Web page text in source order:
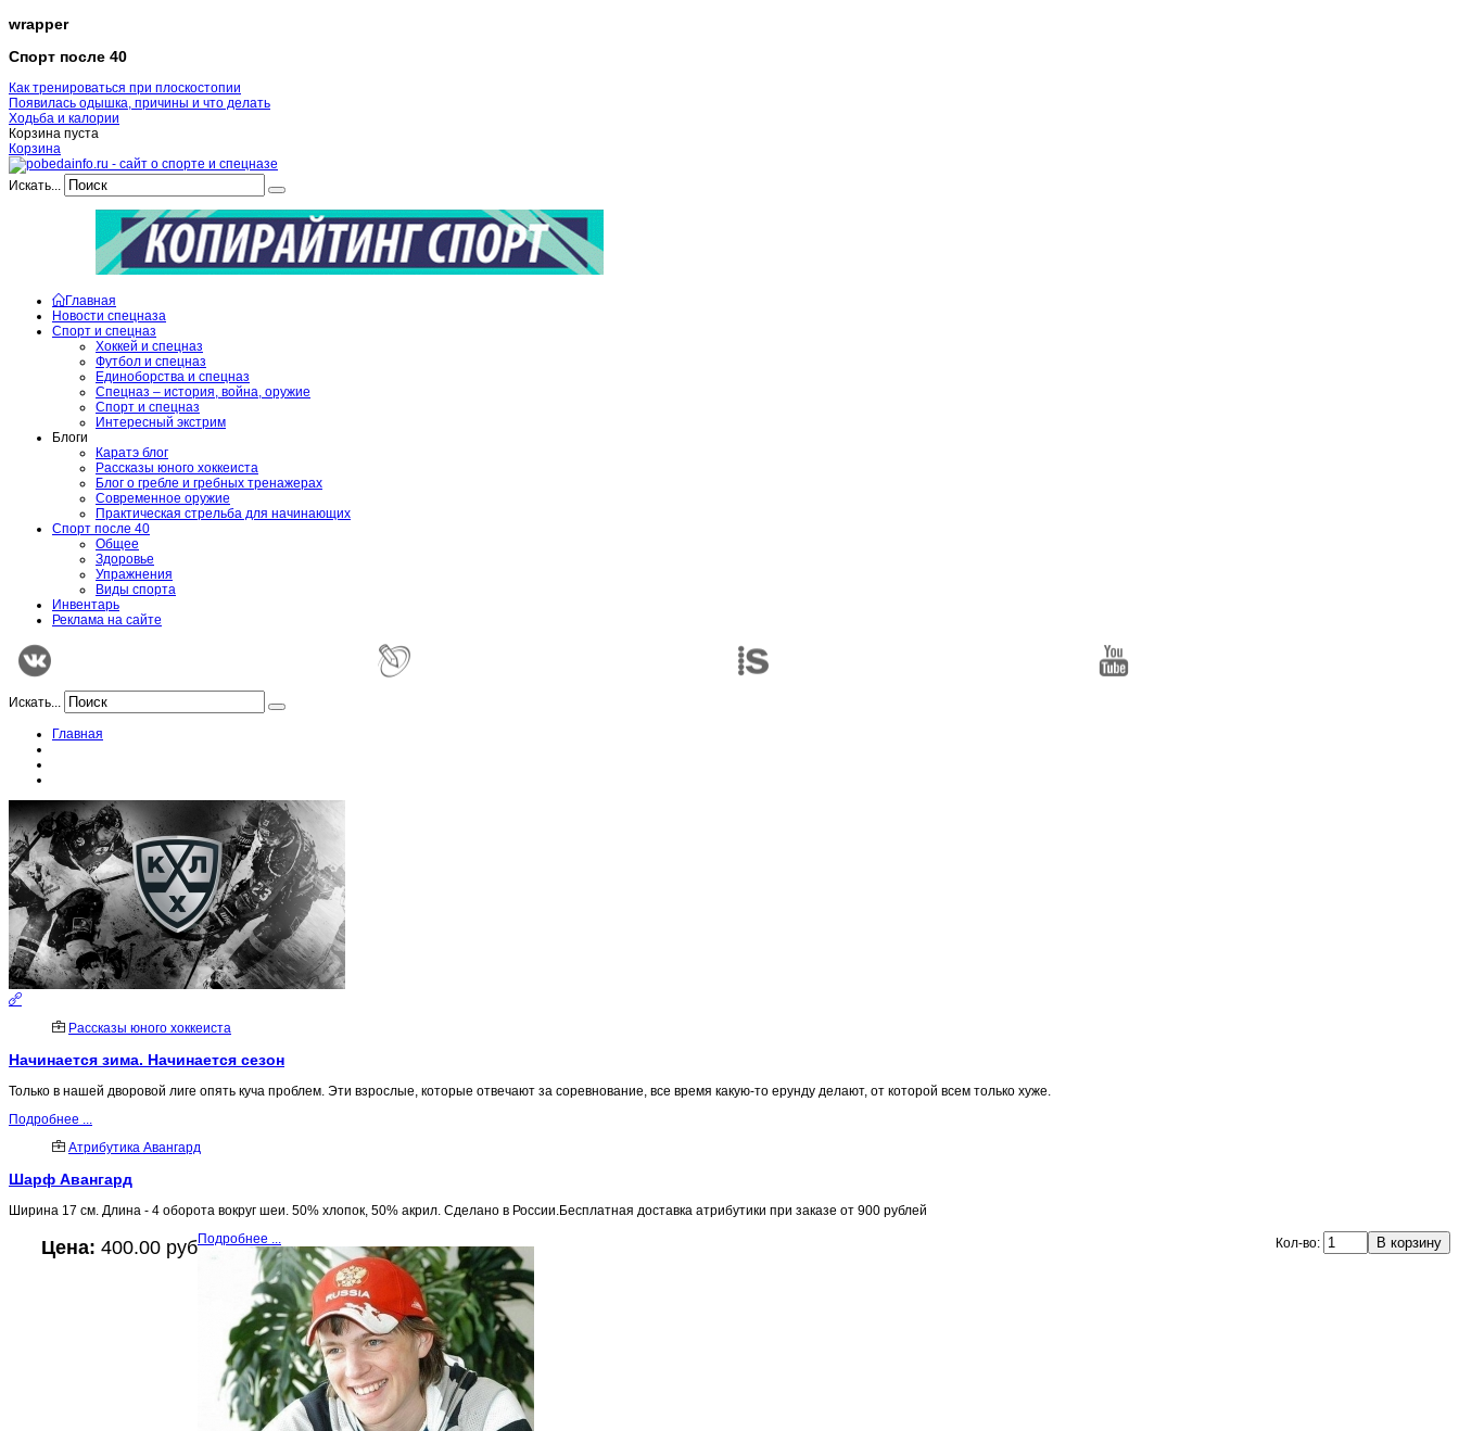
wrapper
Спорт после 40
Как тренироваться при плоскостопии
Появилась одышка, причины и что делать
Ходьба и калории
Корзина пуста
Корзина
Искать...
Главная
Новости спецназа
Спорт и спецназ
Хоккей и спецназ
Футбол и спецназ
Единоборства и спецназ
Спецназ – история, война, оружие
Спорт и спецназ
Интересный экстрим
Блоги
Каратэ блог
Рассказы юного хоккеиста
Блог о гребле и гребных тренажерах
Современное оружие
Практическая стрельба для начинающих
Спорт после 40
Общее
Здоровье
Упражнения
Виды спорта
Инвентарь
Реклама на сайте
Искать...
Главная
Рассказы юного хоккеиста
Начинается зима. Начинается сезон
Только в нашей дворовой лиге опять куча проблем. Эти взрослые, которые отвечают за соревнование, все время какую-то ерунду делают, от которой всем только хуже.
Подробнее ...
Атрибутика Авангард
Шарф Авангард
Ширина 17 см. Длина - 4 оборота вокруг шеи. 50% хлопок, 50% акрил. Сделано в России.Бесплатная доставка атрибутики при заказе от 900 рублей
Цена: 400.00 руб Кол-во:
Подробнее ...